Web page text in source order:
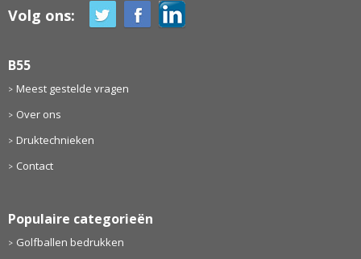
Volg ons:
B55
Meest gestelde vragen
Over ons
Druktechnieken
Contact
Populaire categorieën
Golfballen bedrukken